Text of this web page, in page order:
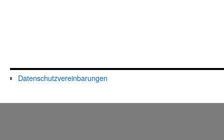
Datenschutzvereinbarungen